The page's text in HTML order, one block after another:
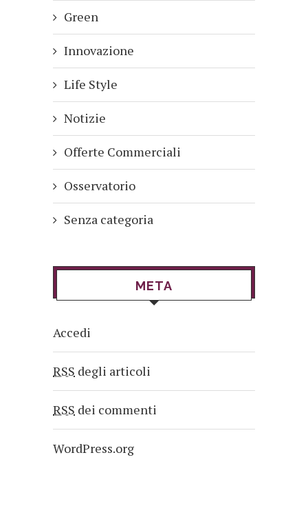
Green
Innovazione
Life Style
Notizie
Offerte Commerciali
Osservatorio
Senza categoria
META
Accedi
RSS degli articoli
RSS dei commenti
WordPress.org